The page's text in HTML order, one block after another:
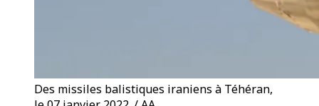
Des missiles balistiques iraniens à Téhéran,